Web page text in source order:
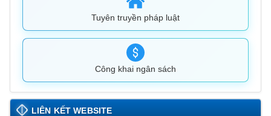
Tuyên truyền pháp luật
Công khai ngân sách
LIÊN KẾT WEBSITE